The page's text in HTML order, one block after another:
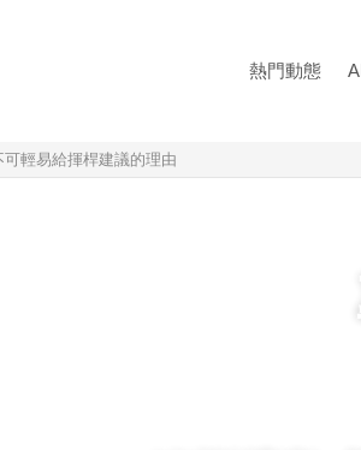
熱門動態
可輕易給揮桿建議的理由